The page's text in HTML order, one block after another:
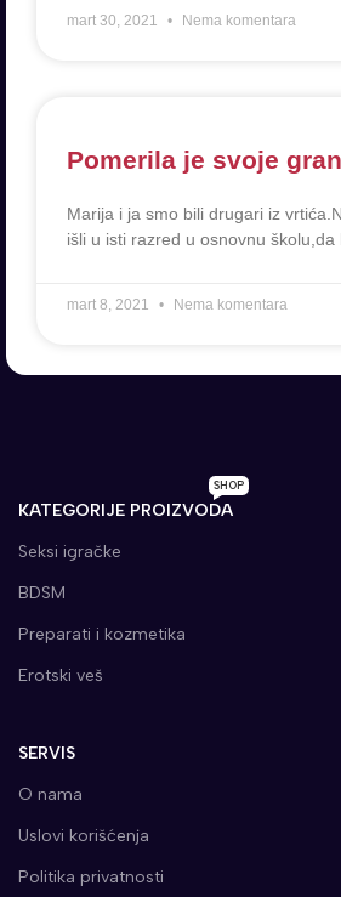
mart 30, 2021 Nema komentara
Pomerila je svoje
Marija i ja smo bili drugari iz
išli u isti razred u osnovnu školu,da
mart 8, 2021 Nema komentara
KATEGORIJE PROIZVODA
SHOP
Seksi igračke
BDSM
Preparati i kozmetika
Erotski veš
SERVIS
O nama
Uslovi korišćenja
Politika privatnosti